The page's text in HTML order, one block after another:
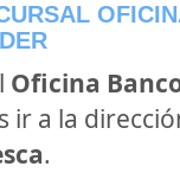
Oficina
ir a la
.